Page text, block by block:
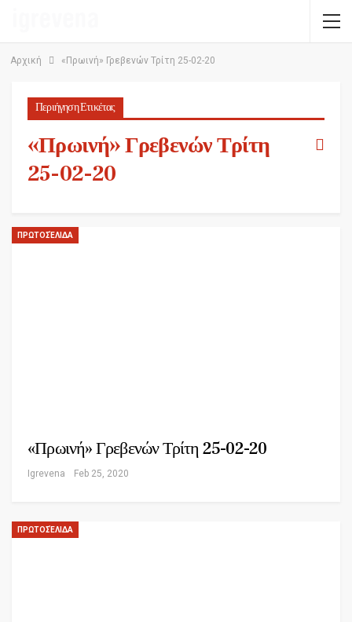
Αρχική «Πρωινή» Γρεβενών Τρίτη 25-02-20
Περιήγηση Ετικέτας
«Πρωινή» Γρεβενών Τρίτη
25-02-20
ΠΡΩΤΟΣΈΛΙΔΑ
«Πρωινή» Γρεβενών Τρίτη 25-02-20
Igrevena Feb 25, 2020
ΠΡΩΤΟΣΈΛΙΔΑ